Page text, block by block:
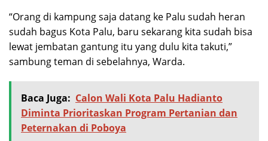
“Orang di kampung saja datang ke Palu sudah heran
sudah bagus Kota Palu, baru sekarang kita sudah bisa
lewat jembatan gantung itu yang dulu kita takuti,”
sambung teman di sebelahnya, Warda.
Baca Juga: Calon Wali Kota Palu Hadianto
Diminta Prioritaskan Program Pertanian dan
Peternakan di Poboya